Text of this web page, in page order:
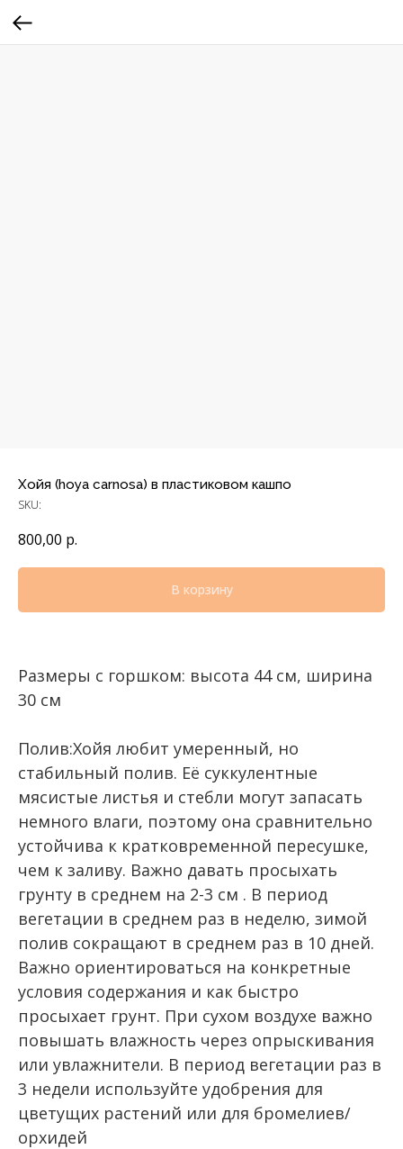
Хойя (hoya carnosa) в пластиковом кашпо
SKU:
800,00 р.
В корзину
Размеры с горшком: высота 44 см, ширина
30 см
Полив:Хойя любит умеренный, но
стабильный полив. Её суккулентные
мясистые листья и стебли могут запасать
немного влаги, поэтому она сравнительно
устойчива к кратковременной пересушке,
чем к заливу. Важно давать просыхать
грунту в среднем на 2-3 см . В период
вегетации в среднем раз в неделю, зимой
полив сокращают в среднем раз в 10 дней.
Важно ориентироваться на конкретные
условия содержания и как быстро
просыхает грунт. При сухом воздухе важно
повышать влажность через опрыскивания
или увлажнители. В период вегетации раз в
3 недели используйте удобрения для
цветущих растений или для бромелиев/
орхидей